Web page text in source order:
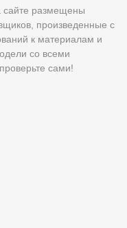
сайте размещены
произведенные с
к материалам и
со всеми
сами!